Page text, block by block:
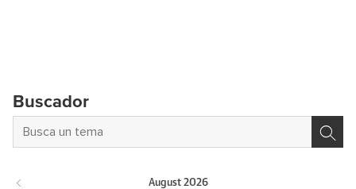
Buscador
August 2026